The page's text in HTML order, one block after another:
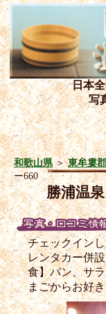
日本
写
和歌山県＞東牟婁
ー660
勝浦温
チェックイン
レンタカー併
食】パン、サ
まごからお好